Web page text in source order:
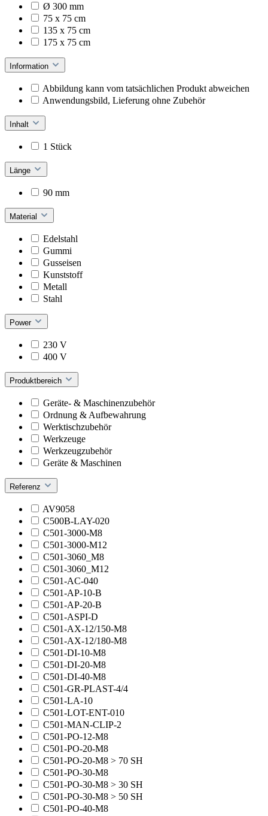
Ø 300 mm
75 x 75 cm
135 x 75 cm
175 x 75 cm
Information
Abbildung kann vom tatsächlichen Produkt abweichen
Anwendungsbild, Lieferung ohne Zubehör
Inhalt
1 Stück
Länge
90 mm
Material
Edelstahl
Gummi
Gusseisen
Kunststoff
Metall
Stahl
Power
230 V
400 V
Produktbereich
Geräte- & Maschinenzubehör
Ordnung & Aufbewahrung
Werktischzubehör
Werkzeuge
Werkzeugzubehör
Geräte & Maschinen
Referenz
AV9058
C500B-LAY-020
C501-3000-M8
C501-3000-M12
C501-3060_M8
C501-3060_M12
C501-AC-040
C501-AP-10-B
C501-AP-20-B
C501-ASPI-D
C501-AX-12/150-M8
C501-AX-12/180-M8
C501-DI-10-M8
C501-DI-20-M8
C501-DI-40-M8
C501-GR-PLAST-4/4
C501-LA-10
C501-LOT-ENT-010
C501-MAN-CLIP-2
C501-PO-12-M8
C501-PO-20-M8
C501-PO-20-M8 > 70 SH
C501-PO-30-M8
C501-PO-30-M8 > 30 SH
C501-PO-30-M8 > 50 SH
C501-PO-40-M8